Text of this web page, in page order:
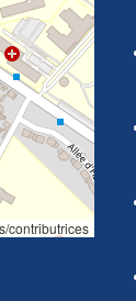
contributrices